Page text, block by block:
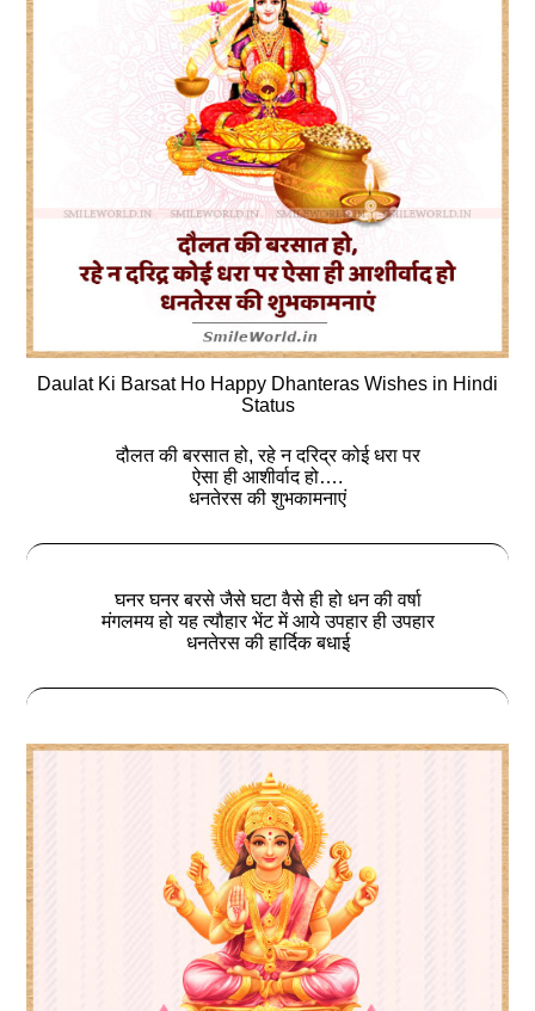
Daulat Ki Barsat Ho Happy Dhanteras Wishes in Hindi
Status
दौलत की बरसात हो, रहे न दरिद्र कोई धरा पर
ऐसा ही आशीर्वाद हो….
धनतेरस की शुभकामनाएं
घनर घनर बरसे जैसे घटा वैसे ही हो धन की वर्षा
मंगलमय हो यह त्यौहार भेंट में आये उपहार ही उपहार
धनतेरस की हार्दिक बधाई